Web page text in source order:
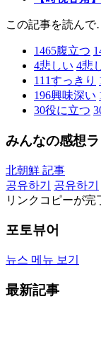
この記事を読ん
1465腹立つ
4悲しい 4悲
111すっきり
196興味深い
30役に立つ
みんなの感想
北朝鮮 記事
공유하기
공유하기
リンクコピーが完
포토뷰어
뉴스 메뉴 보기
最新記事